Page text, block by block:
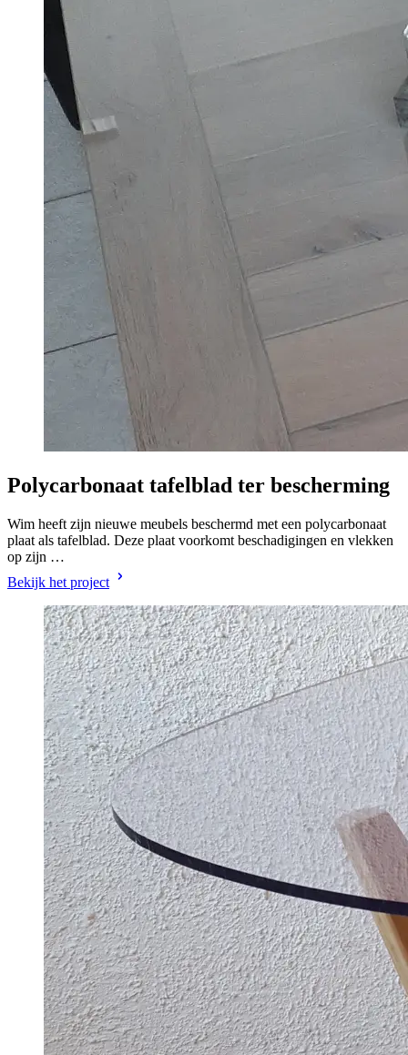
Polycarbonaat tafelblad ter bescherming
Wim heeft zijn nieuwe meubels beschermd met een polycarbonaat
plaat als tafelblad. Deze plaat voorkomt beschadigingen en vlekken
op zijn …
Bekijk het project